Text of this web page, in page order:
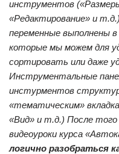
инструментов
«Редактирование» и
переменные выполнены
которые мы можем для
сортировать или даже
Инструментальные
инстурментов
«тематическим»
«Вид» и т.д.) После
видеоуроки курса
логично разобраться